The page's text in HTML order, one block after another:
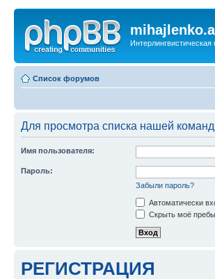
Список форумов
Для просмотра списка нашей
Имя пользователя:
Пароль:
Забыли пароль?
Автоматически
Скрыть моё
РЕГИСТРАЦИЯ